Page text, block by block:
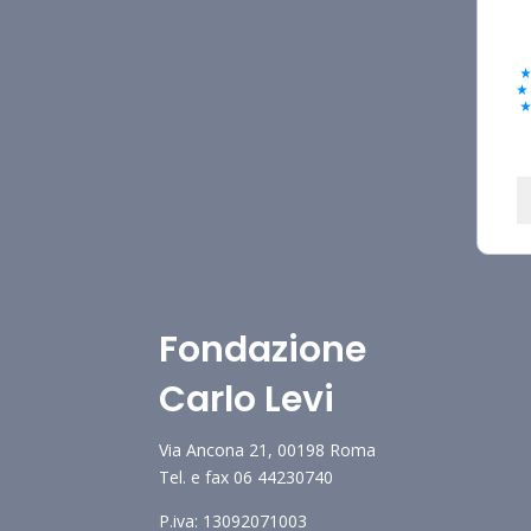
Fondazione
Carlo Levi
Via Ancona 21, 00198 Roma
Tel. e fax 06 44230740
P.iva: 13092071003